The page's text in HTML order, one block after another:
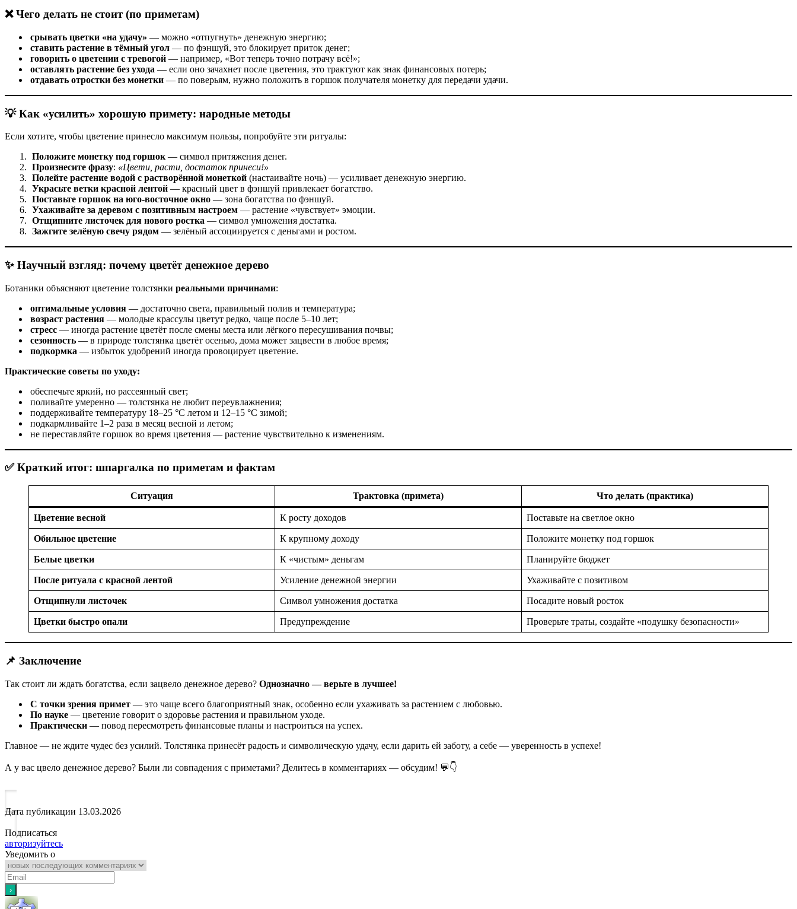
❌ Чего делать не стоит (по приметам)
срывать цветки «на удачу» — можно «отпугнуть» денежную энергию;
ставить растение в тёмный угол — по фэншуй, это блокирует приток денег;
говорить о цветении с тревогой — например, «Вот теперь точно потрачу всё!»;
оставлять растение без ухода — если оно зачахнет после цветения, это трактуют как знак финансовых потерь;
отдавать отростки без монетки — по поверьям, нужно положить в горшок получателя монетку для передачи удачи.
💡 Как «усилить» хорошую примету: народные методы
Если хотите, чтобы цветение принесло максимум пользы, попробуйте эти ритуалы:
Положите монетку под горшок — символ притяжения денег.
Произнесите фразу: «Цвети, расти, достаток принеси!»
Полейте растение водой с растворённой монеткой (настаивайте ночь) — усиливает денежную энергию.
Украсьте ветки красной лентой — красный цвет в фэншуй привлекает богатство.
Поставьте горшок на юго‑восточное окно — зона богатства по фэншуй.
Ухаживайте за деревом с позитивным настроем — растение «чувствует» эмоции.
Отщипните листочек для нового ростка — символ умножения достатка.
Зажгите зелёную свечу рядом — зелёный ассоциируется с деньгами и ростом.
✨ Научный взгляд: почему цветёт денежное дерево
Ботаники объясняют цветение толстянки реальными причинами:
оптимальные условия — достаточно света, правильный полив и температура;
возраст растения — молодые крассулы цветут редко, чаще после 5–10 лет;
стресс — иногда растение цветёт после смены места или лёгкого пересушивания почвы;
сезонность — в природе толстянка цветёт осенью, дома может зацвести в любое время;
подкормка — избыток удобрений иногда провоцирует цветение.
Практические советы по уходу:
обеспечьте яркий, но рассеянный свет;
поливайте умеренно — толстянка не любит переувлажнения;
поддерживайте температуру 18–25 °C летом и 12–15 °C зимой;
подкармливайте 1–2 раза в месяц весной и летом;
не переставляйте горшок во время цветения — растение чувствительно к изменениям.
✅ Краткий итог: шпаргалка по приметам и фактам
Ситуация Трактовка (примета) Что делать (практика)
Цветение весной К росту доходов Поставьте на светлое окно
Обильное цветение К крупному доходу Положите монетку под горшок
Белые цветки К «чистым» деньгам Планируйте бюджет
После ритуала с красной лентой Усиление денежной энергии Ухаживайте с позитивом
Отщипнули листочек Символ умножения достатка Посадите новый росток
Цветки быстро опали Предупреждение Проверьте траты, создайте «подушку безопасности»
📌 Заключение
Так стоит ли ждать богатства, если зацвело денежное дерево? Однозначно — верьте в лучшее!
С точки зрения примет — это чаще всего благоприятный знак, особенно если ухаживать за растением с любовью.
По науке — цветение говорит о здоровье растения и правильном уходе.
Практически — повод пересмотреть финансовые планы и настроиться на успех.
Главное — не ждите чудес без усилий. Толстянка принесёт радость и символическую удачу, если дарить ей заботу, а себе — уверенность в успехе!
А у вас цвело денежное дерево? Были ли совпадения с приметами? Делитесь в комментариях — обсудим! 💬👇
Дата публикации 13.03.2026
Подписаться
авторизуйтесь
Уведомить о